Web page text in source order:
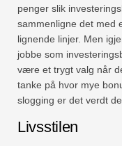
penger slik
sammenligne det med
lignende linjer. Men
jobbe som
være et trygt valg når
tanke på hvor mye
slogging er det verdt
Livsstilen